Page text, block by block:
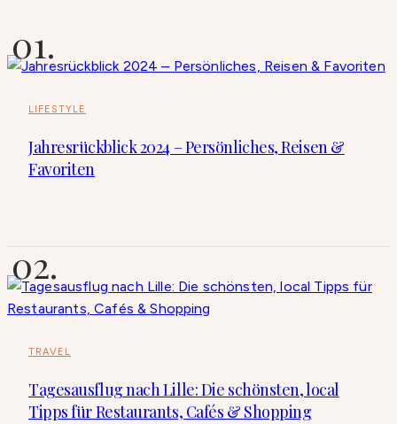
LIFESTYLE
Jahresrückblick 2024 – Persönliches, Reisen &
Favoriten
TRAVEL
Tagesausflug nach Lille: Die schönsten, local
Tipps für Restaurants, Cafés & Shopping